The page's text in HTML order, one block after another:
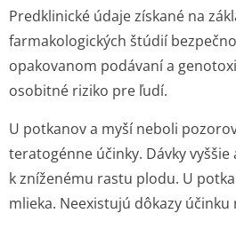
Predklinické údaje získané na
farmakologických štúdií
opakovanom podávaní a
osobitné riziko pre ľudí.
U potkanov a myší neboli
teratogénne účinky. Dávky
k zníženému rastu plodu. U
mlieka. Neexistujú dôkazy